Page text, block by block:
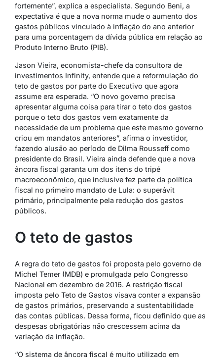
fortemente”, explica a especialista. Segundo Beni, a
expectativa é que a nova norma mude o aumento dos
gastos públicos vinculado à inflação do ano anterior
para uma porcentagem da dívida pública em relação ao
Produto Interno Bruto (PIB).
Jason Vieira, economista-chefe da consultora de
investimentos Infinity, entende que a reformulação do
teto de gastos por parte do Executivo que agora
assume era esperada. “O novo governo precisa
apresentar alguma coisa para tirar o teto dos gastos
porque o teto dos gastos vem exatamente da
necessidade de um problema que este mesmo governo
criou em mandatos anteriores”, afirma o investidor,
fazendo alusão ao período de Dilma Rousseff como
presidente do Brasil. Vieira ainda defende que a nova
âncora fiscal garanta um dos itens do tripé
macroeconômico, que inclusive fez parte da política
fiscal no primeiro mandato de Lula: o superávit
primário, principalmente pela redução dos gastos
públicos.
O teto de gastos
A regra do teto de gastos foi proposta pelo governo de
Michel Temer (MDB) e promulgada pelo Congresso
Nacional em dezembro de 2016. A restrição fiscal
imposta pelo Teto de Gastos visava conter a expansão
de gastos primários, preservando a sustentabilidade
das contas públicas. Dessa forma, ficou definido que as
despesas obrigatórias não crescessem acima da
variação da inflação.
“O sistema de âncora fiscal é muito utilizado em